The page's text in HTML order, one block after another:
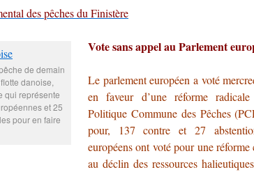
des pêches du Finistère
de demain
danoise,
qui représente
et 25
pour en faire
Vote sans appel au Parlement
Le parlement européen a voté
en faveur d’une réforme
Politique Commune des Pêches
pour, 137 contre et 27
européens ont voté pour une réforme
au déclin des ressources